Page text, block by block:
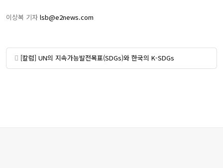
이상복 기자 lsb@e2news.com
[칼럼] UN의 지속가능발전목표(SDGs)와 한국의 K-SDGs